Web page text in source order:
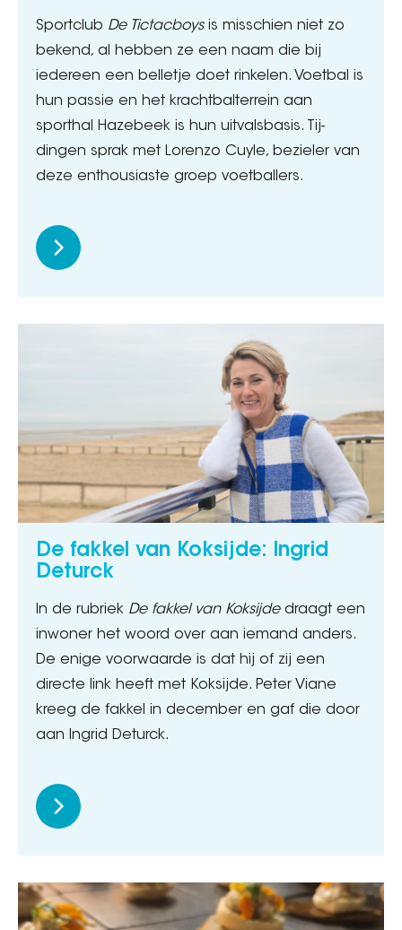
Sportclub De Tictacboysis misschien niet zo
bekend, al hebben ze een naam die bij
iedereen een belletje doet rinkelen. Voetbal is
hun passie en het krachtbalterrein aan
sporthal Hazebeek is hun uitvalsbasis. Tij-
dingen sprak met Lorenzo Cuyle, bezieler van
deze enthousiaste groep voetballers.
De fakkel van Koksijde: Ingrid
Deturck
In de rubriek De fakkel van Koksijdedraagt een
inwoner het woord over aan iemand anders.
De enige voorwaarde is dat hij of zij een
directe link heeft met Koksijde. Peter Viane
kreeg de fakkel in december en gaf die door
aan Ingrid Deturck.